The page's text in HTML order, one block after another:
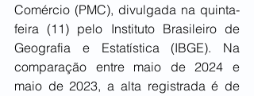
Comércio (PMC), divulgada na quinta-
feira (11) pelo Instituto Brasileiro de
Geografia e Estatística (IBGE). Na
comparação entre maio de 2024 e
maio de 2023, a alta registrada é de